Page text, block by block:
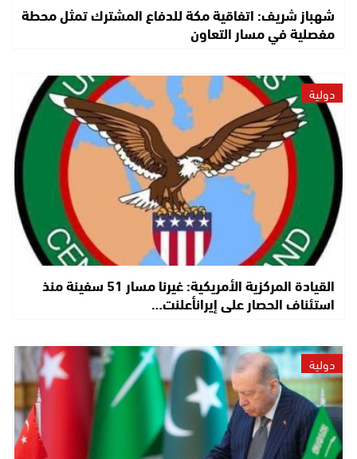
شهباز شريف: اتفاقية مكة للدفاع المشترك تمثل محطة
مفصلية في مسار التعاون
دولية
القيادة المركزية الأمريكية: غيرنا مسار 51 سفينة منذ
استئناف الحصار على إيرانأعلنت…
دولية